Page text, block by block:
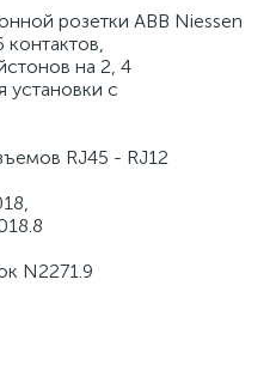
розетки ABB Niessen
контактов,
на 2, 4
установки с
RJ45 - RJ12
N2271.9